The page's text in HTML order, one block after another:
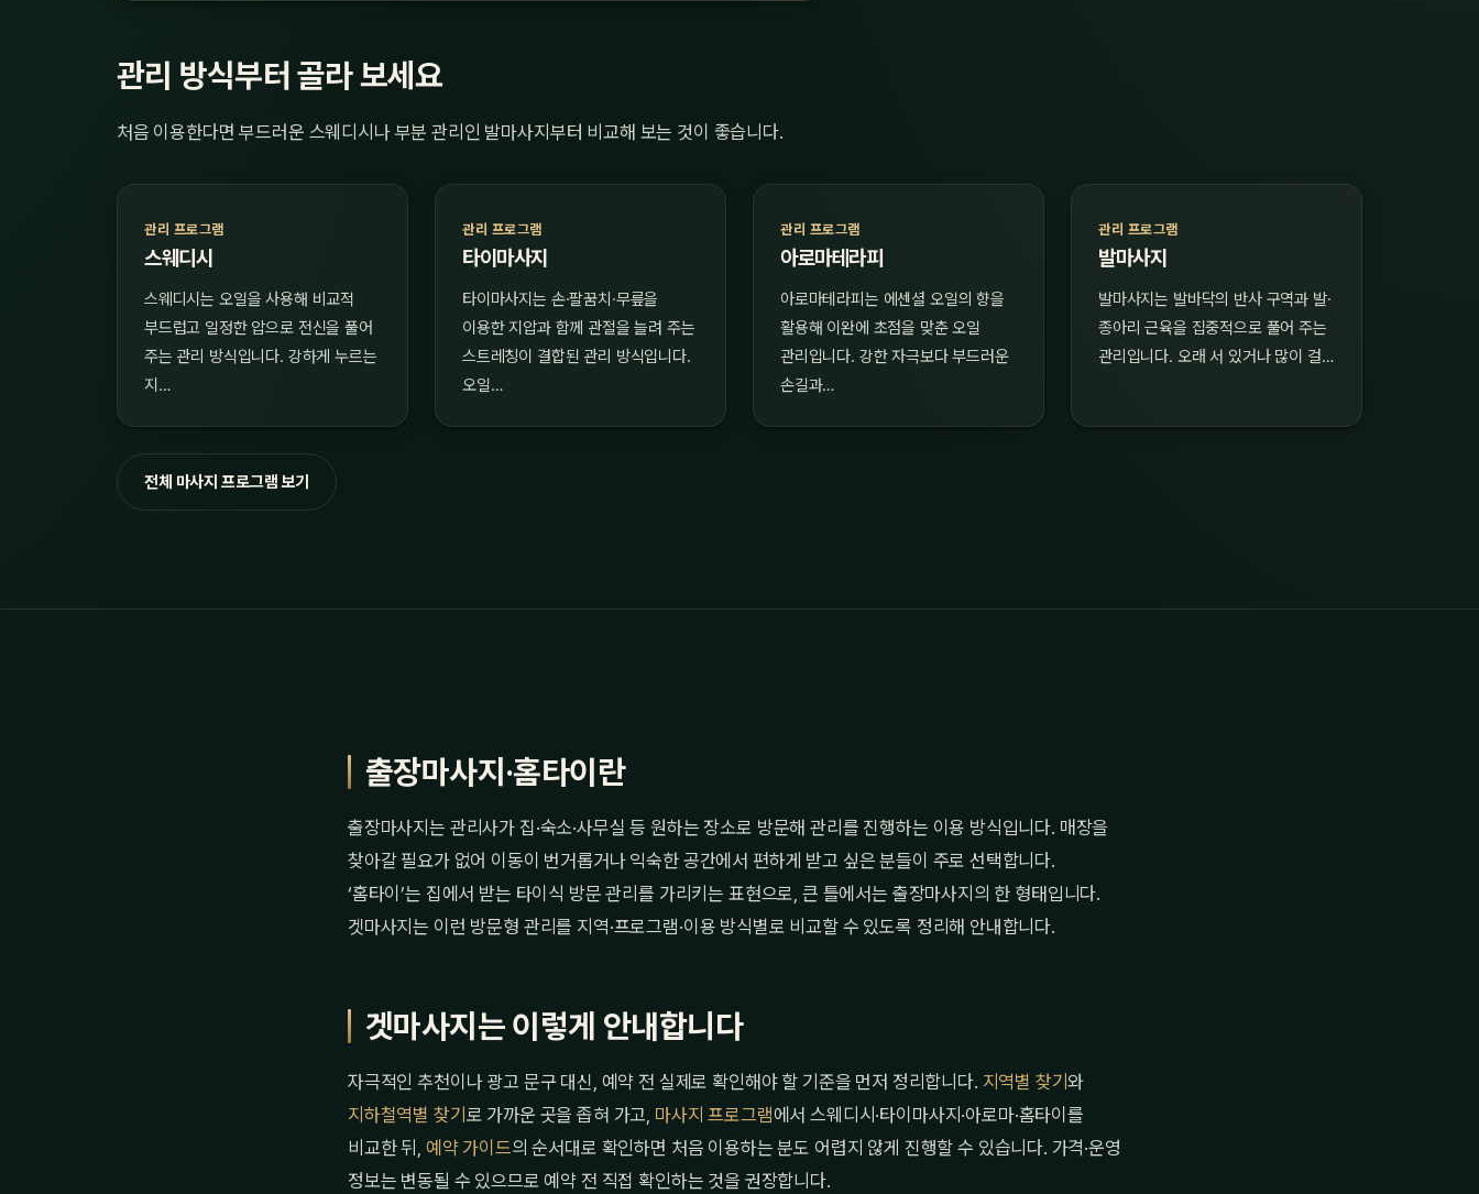
관리 방식부터 골라 보세요
처음 이용한다면 부드러운 스웨디시나 부분 관리인 발마사지부터 비교해 보는 것이 좋습니다.
관리 프로그램
스웨디시
스웨디시는 오일을 사용해 비교적
부드럽고 일정한 압으로 전신을 풀어
주는 관리 방식입니다. 강하게 누르는
지…
관리 프로그램
타이마사지
타이마사지는 손·팔꿈치·무릎을
이용한 지압과 함께 관절을 늘려 주는
스트레칭이 결합된 관리 방식입니다.
오일…
관리 프로그램
아로마테라피
아로마테라피는 에센셜 오일의 향을
활용해 이완에 초점을 맞춘 오일
관리입니다. 강한 자극보다 부드러운
손길과…
관리 프로그램
발마사지
발마사지는 발바닥의 반사 구역과 발·
종아리 근육을 집중적으로 풀어 주는
관리입니다. 오래 서 있거나 많이 걸…
전체 마사지 프로그램 보기
출장마사지·홈타이란
출장마사지는 관리사가 집·숙소·사무실 등 원하는 장소로 방문해 관리를 진행하는 이용 방식입니다. 매장을
찾아갈 필요가 없어 이동이 번거롭거나 익숙한 공간에서 편하게 받고 싶은 분들이 주로 선택합니다.
‘홈타이’는 집에서 받는 타이식 방문 관리를 가리키는 표현으로, 큰 틀에서는 출장마사지의 한 형태입니다.
겟마사지는 이런 방문형 관리를 지역·프로그램·이용 방식별로 비교할 수 있도록 정리해 안내합니다.
겟마사지는 이렇게 안내합니다
자극적인 추천이나 광고 문구 대신, 예약 전 실제로 확인해야 할 기준을 먼저 정리합니다. 지역별 찾기와
지하철역별 찾기 로 가까운 곳을 좁혀 가고, 마사지 프로그램에서 스웨디시·타이마사지·아로마·홈타이를
비교한 뒤, 예약 가이드의 순서대로 확인하면 처음 이용하는 분도 어렵지 않게 진행할 수 있습니다. 가격·운영
정보는 변동될 수 있으므로 예약 전 직접 확인하는 것을 권장합니다.